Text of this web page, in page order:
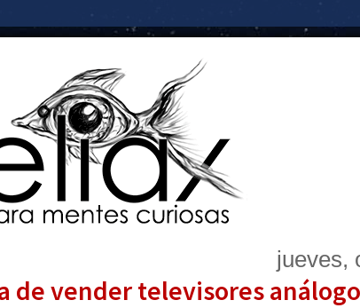
jueves,
de vender televisores